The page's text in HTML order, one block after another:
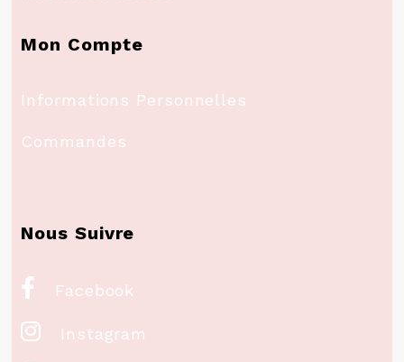
Mon Compte
Informations Personnelles
Commandes
Nous Suivre
 Facebook
 Instagram